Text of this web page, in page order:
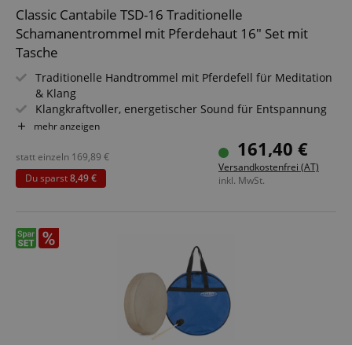
Classic Cantabile TSD-16 Traditionelle
Schamanentrommel mit Pferdehaut 16" Set mit
Tasche
Traditionelle Handtrommel mit Pferdefell für Meditation
& Klang
Klangkraftvoller, energetischer Sound für Entspannung
& Rituale
Größe: 16" (Ø 41 cm) für kräftige Basstöne & tiefe
Resonanz
Inklusive Haltevorrichtung - spiele bequem im Sitzen &
Stehen
Ideal für Klangtherapie, Meditation & spirituelle Praxis
mehr anzeigen
161,40 €
Versandkostenfrei (AT)
inkl. MwSt.
statt einzeln 169,89 €
Du sparst8,49 €